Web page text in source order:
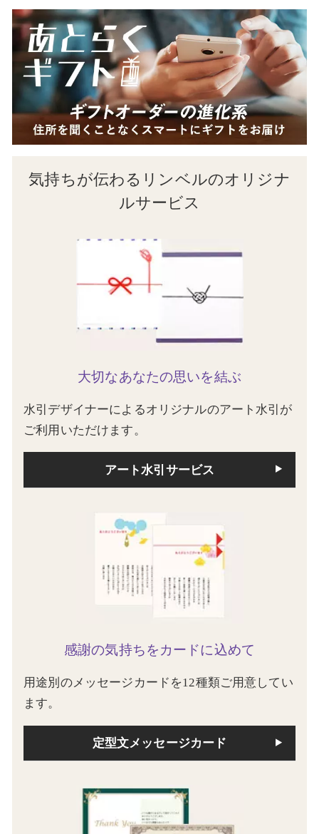
気持ちが伝わるリンベルのオリジナ
ルサービス
大切なあなたの思いを結ぶ
水引デザイナーによるオリジナルのアート水引が
ご利用いただけます。
アート水引サービス
感謝の気持ちをカードに込めて
用途別のメッセージカードを12種類ご用意してい
ます。
定型文メッセージカード